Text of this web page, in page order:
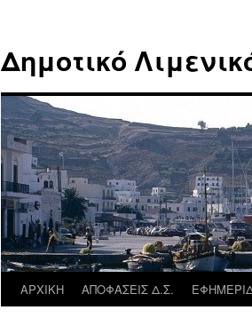
περιεχόμενο
Δημοτικό
ΑΡΧΙΚΗ ΑΠΟΦΑΣΕΙΣ Δ.Σ.